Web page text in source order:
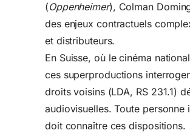
(Oppenheimer), Colman
des enjeux contractuels
et distributeurs.
En Suisse, où le cinéma
ces superproductions
droits voisins(LDA, RS 231.1)
audiovisuelles. Toute
doit connaître ces dispositions.